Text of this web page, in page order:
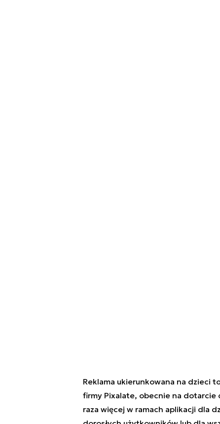
Reklama ukierunkowana na dzieci
firmy Pixalate, obecnie na dotarcie
raza więcej w ramach aplikacji dla